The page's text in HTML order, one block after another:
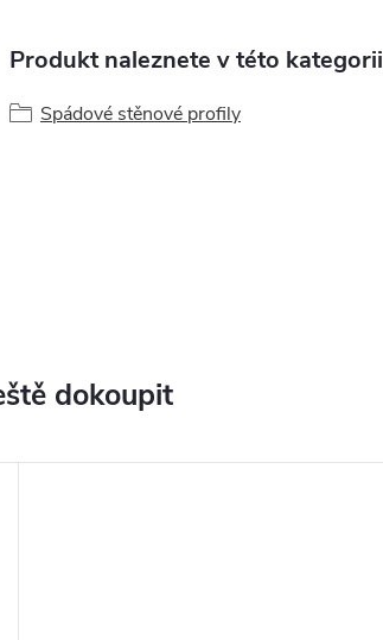
Produkt naleznete v této kategorii
Spádové stěnové profily
dokoupit